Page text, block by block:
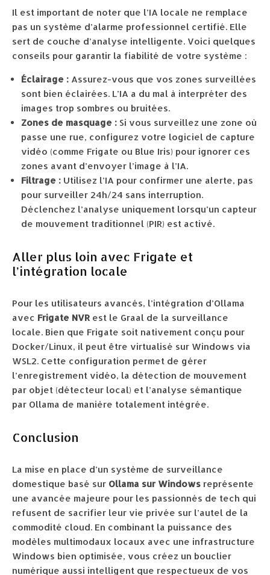
Il est important de noter que l’IA locale ne remplace
pas un système d’alarme professionnel certifié. Elle
sert de couche d’analyse intelligente. Voici quelques
conseils pour garantir la fiabilité de votre système :
Éclairage : Assurez-vous que vos zones surveillées
sont bien éclairées. L’IA a du mal à interpréter des
images trop sombres ou bruitées.
Zones de masquage : Si vous surveillez une zone où
passe une rue, configurez votre logiciel de capture
vidéo (comme Frigate ou Blue Iris) pour ignorer ces
zones avant d’envoyer l’image à l’IA.
Filtrage : Utilisez l’IA pour confirmer une alerte, pas
pour surveiller 24h/24 sans interruption.
Déclenchez l’analyse uniquement lorsqu’un capteur
de mouvement traditionnel (PIR) est activé.
Aller plus loin avec Frigate et
l’intégration locale
Pour les utilisateurs avancés, l’intégration d’Ollama
avec Frigate NVR est le Graal de la surveillance
locale. Bien que Frigate soit nativement conçu pour
Docker/Linux, il peut être virtualisé sur Windows via
WSL2. Cette configuration permet de gérer
l’enregistrement vidéo, la détection de mouvement
par objet (détecteur local) et l’analyse sémantique
par Ollama de manière totalement intégrée.
Conclusion
La mise en place d’un système de surveillance
domestique basé sur Ollama sur Windows représente
une avancée majeure pour les passionnés de tech qui
refusent de sacrifier leur vie privée sur l’autel de la
commodité cloud. En combinant la puissance des
modèles multimodaux locaux avec une infrastructure
Windows bien optimisée, vous créez un bouclier
numérique aussi intelligent que respectueux de vos